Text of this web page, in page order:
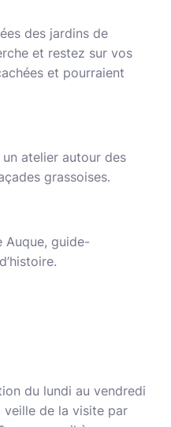
des jardins de
et restez sur vos
et pourraient
atelier autour des
grassoises.
Auque, guide-
du lundi au vendredi
veille de la visite par